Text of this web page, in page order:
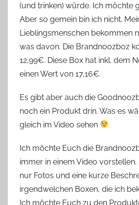
(und trinken) würde. Ich möchte
Aber so gemein bin ich nicht.
Lieblingsmenschen bekommen
was davon. Die Brandnoozboz
12,99€. Diese Box hat inkl. dem
einen Wert von 17,16€.
Es gibt aber auch die
noch ein Produkt drin. Was es
gleich im Video sehen
Ich möchte Euch die
immer in einem Video vorstellen.
nur Fotos und eine kurze
irgendwelchen Boxen, die ich
Ich möchte Euch zu den